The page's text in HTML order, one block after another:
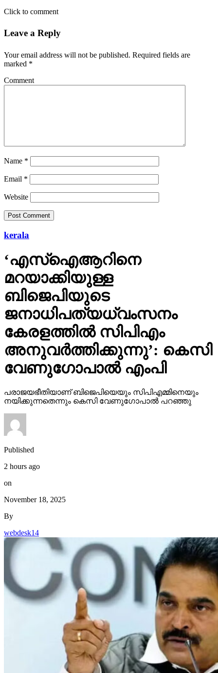
marked
Email*
Website
kerala
‘എസ്‌ഐആറിനെ
മറയാക്കിയുള്ള
ബിജെപിയുടെ
ജനാധിപത്യധ്വംസനം
കേരളത്തില്‍ സിപിഎം
അനുവര്‍ത്തിക്കുന്നു’: കെസി
വേണുഗോപാല്‍ എംപി
പരാജയഭീതിയാണ് ബിജെപിയെയും സിപിഎമ്മിനെയും
നയിക്കുന്നതെന്നും കെസി വേണുഗോപാല്‍ പറഞ്ഞു
Published
2 hours ago
on
November 18, 2025
By
webdesk14